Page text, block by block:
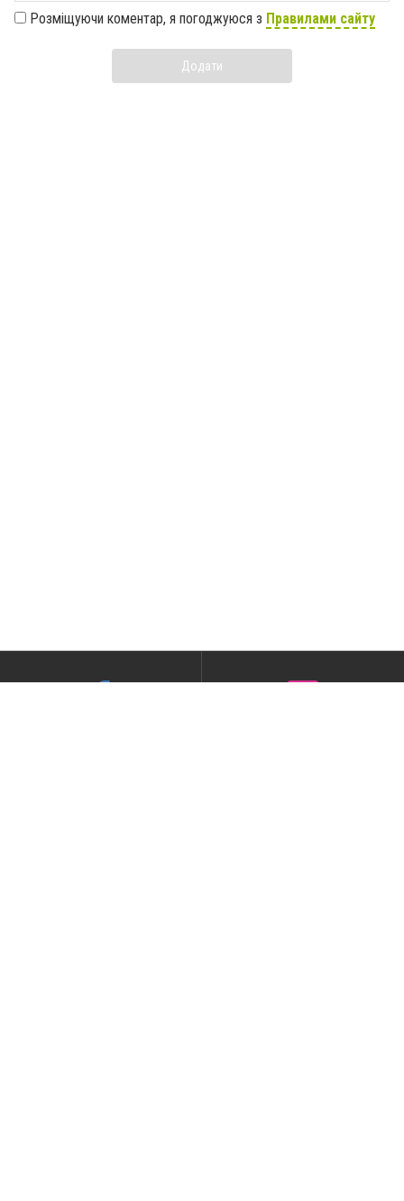
Розміщуючи коментар, я погоджуюся з Правилами сайту
Додати